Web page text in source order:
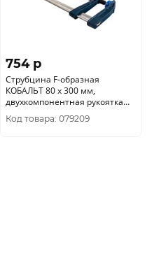
754 p
Струбцина F-образная
КОБАЛЬТ 80 х 300 мм,
двухкомпонентная рукоятка
244-575
Код товара: 079209